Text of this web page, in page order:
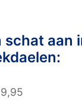
schat